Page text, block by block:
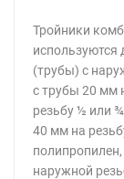
Тройники
используются
(трубы) с
с трубы 20 мм
резьбу ½ или
40 мм на
наружной